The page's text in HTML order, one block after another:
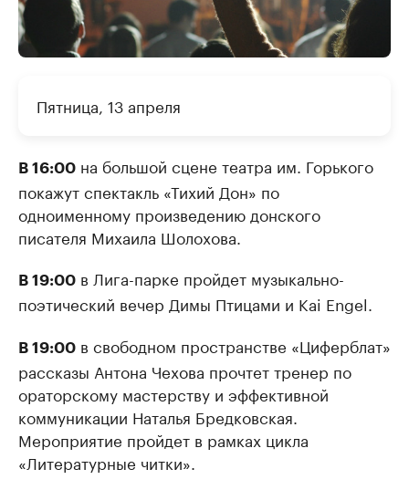
Пятница, 13 апреля
В 16:00 на большой сцене театра им. Горького
покажут спектакль «Тихий Дон» по
одноименному произведению донского
писателя Михаила Шолохова.
В 19:00 в Лига-парке пройдет музыкально-
поэтический вечер Димы Птицами и Kai Engel.
В 19:00 в свободном пространстве «Циферблат»
рассказы Антона Чехова прочтет тренер по
ораторскому мастерству и эффективной
коммуникации Наталья Бредковская.
Мероприятие пройдет в рамках цикла
«Литературные читки».